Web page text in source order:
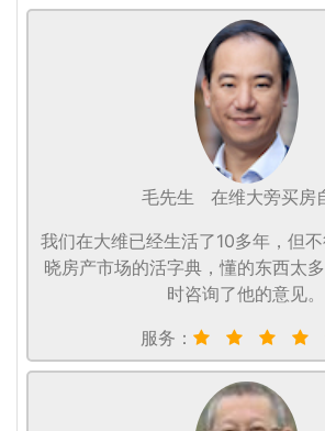
毛先生
在维大旁买房
我们在大维已经生活了10多年，但
晓房产市场的活字典，懂的东西太
时咨询了他的意见。
服务：